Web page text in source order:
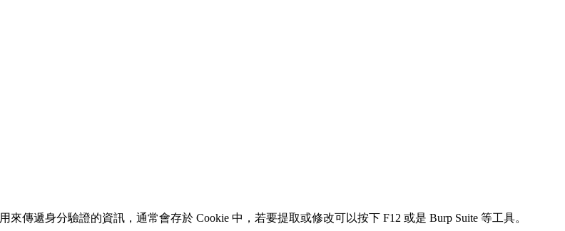
傳遞身分驗證的資訊，通常會存於 Cookie 中，若要提取或修改可以按下 F12 或是 Burp Suite 等工具。